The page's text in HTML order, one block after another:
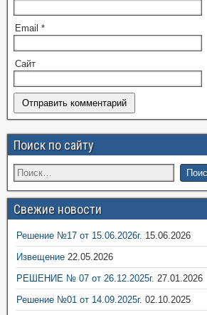
Email *
Сайт
Поиск по сайту
Свежие новости
Решение №17 от 15.06.2026г. 15.06.2026
Извещение 22.05.2026
РЕШЕНИЕ № 07 от 26.12.2025г. 27.01.2026
Решение №01 от 14.09.2025г. 02.10.2025